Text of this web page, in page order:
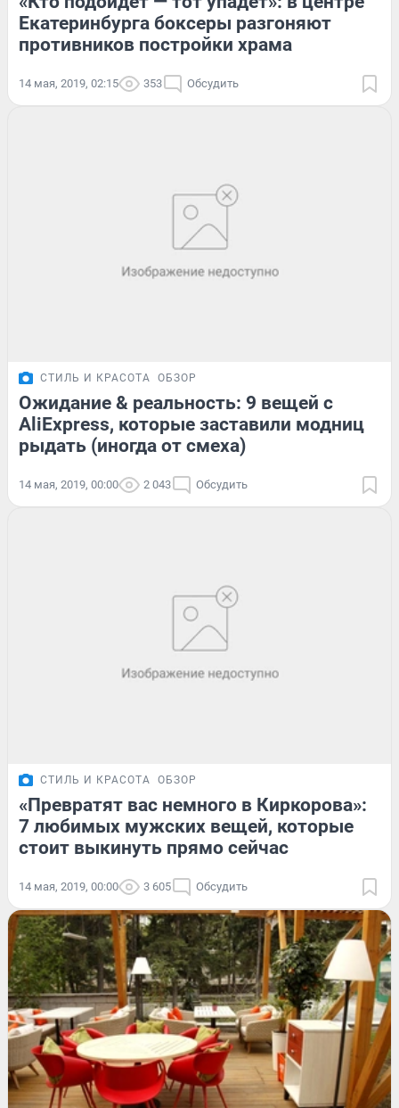
Екатеринбурга боксеры разгоняют
противников постройки храма
14 мая, 2019, 02:15 353 Обсудить
СТИЛЬ И КРАСОТА ОБЗОР
Ожидание & реальность: 9 вещей с
AliExpress, которые заставили модниц
рыдать (иногда от смеха)
14 мая, 2019, 00:00 2 043 Обсудить
СТИЛЬ И КРАСОТА ОБЗОР
«Превратят вас немного в Киркорова»:
7 любимых мужских вещей, которые
стоит выкинуть прямо сейчас
14 мая, 2019, 00:00 3 605 Обсудить